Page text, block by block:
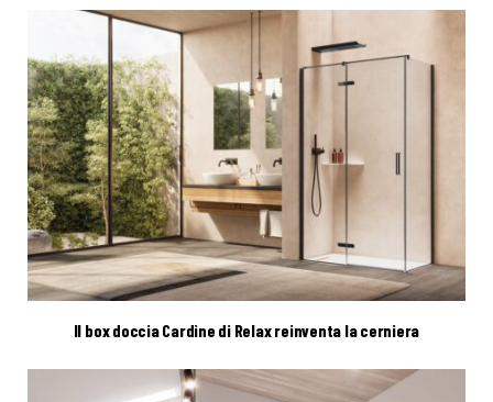
Il box doccia Cardine di Relax reinventa la cerniera